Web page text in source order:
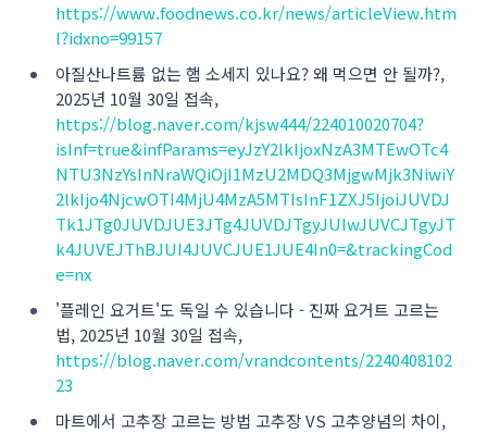
https://www.foodnews.co.kr/news/articleView.htm
l?idxno=99157
아질산나트륨 없는 햄 소세지 있나요? 왜 먹으면 안 될까?,
2025년 10월 30일 접속,
https://blog.naver.com/kjsw444/224010020704?
isInf=true&infParams=eyJzY2lkIjoxNzA3MTEwOTc4
NTU3NzYsInNraWQiOjI1MzU2MDQ3MjgwMjk3NiwiY
2lkIjo4NjcwOTI4MjU4MzA5MTIsInF1ZXJ5IjoiJUVDJ
Tk1JTg0JUVDJUE3JTg4JUVDJTgyJUIwJUVCJTgyJT
k4JUVEJThBJUI4JUVCJUE1JUE4In0=&trackingCod
e=nx
'플레인 요거트'도 독일 수 있습니다 - 진짜 요거트 고르는
법, 2025년 10월 30일 접속,
https://blog.naver.com/vrandcontents/2240408102
23
마트에서 고추장 고르는 방법 고추장 VS 고추양념의 차이,